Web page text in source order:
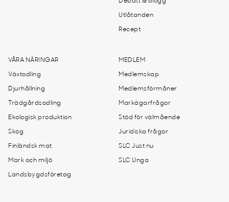
Utlåtanden
Recept
VÅRA NÄRINGAR
Växtodling
Djurhållning
Trädgårdsodling
Ekologisk produktion
Skog
Finländsk mat
Mark och miljö
Landsbygdsföretag
MEDLEM
Medlemskap
Medlemsförmåner
Markägarfrågor
Stöd för välmående
Juridiska frågor
SLC Just nu
SLC Unga